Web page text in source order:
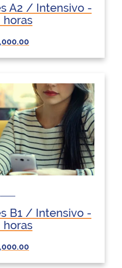
A2 / Intensivo -
horas
B1 / Intensivo -
horas